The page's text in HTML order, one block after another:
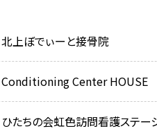
北上ぼでぃーと接骨院
Conditioning Center HOUSE
ひたちの会虹色訪問看護ステー